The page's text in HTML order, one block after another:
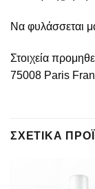
Να φυλάσσεται
Στοιχεία
75008 Paris
ΣΧΕΤΙΚΆ